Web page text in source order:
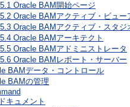
Oracle BAM開始ページ
Oracle BAMアクティブ・ビュー
Oracle BAMアクティブ・スタジ
Oracle BAMアーキテクト
Oracle BAMアドミニストレータ
Oracle BAMレポート・サーバー
BAMデータ・コントロール
BAMの管理
キュメント